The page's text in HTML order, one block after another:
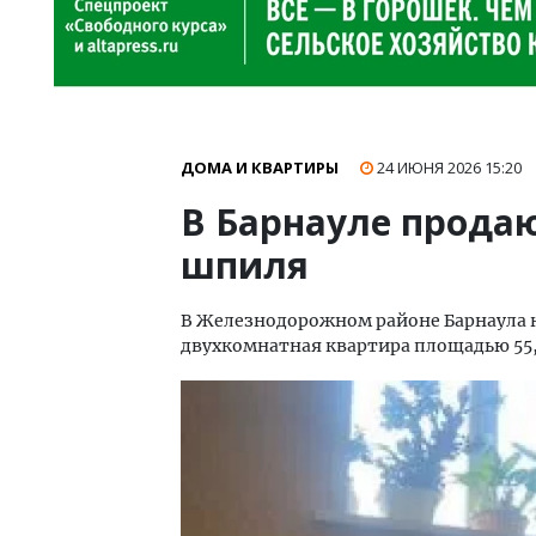
ДОМА И КВАРТИРЫ 24 ИЮНЯ 2026 15:20
В Барнауле
шпиля
В Железнодорожном районе Барнаула
двухкомнатная квартира площадью